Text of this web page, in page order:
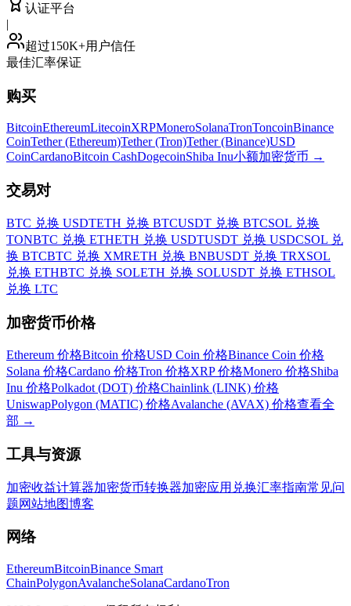
认证平台
|
超过150K+用户信任
最佳汇率保证
购买
BitcoinEthereumLitecoinXRPMoneroSolanaTronToncoinBinance
CoinTether (Ethereum)Tether (Tron)Tether (Binance)USD
CoinCardanoBitcoin CashDogecoinShiba Inu小额加密货币 →
交易对
BTC 兑换 USDTETH 兑换 BTCUSDT 兑换 BTCSOL 兑换
TONBTC 兑换 ETHETH 兑换 USDTUSDT 兑换 USDCSOL 兑
换 BTCBTC 兑换 XMRETH 兑换 BNBUSDT 兑换 TRXSOL
兑换 ETHBTC 兑换 SOLETH 兑换 SOLUSDT 兑换 ETHSOL
兑换 LTC
加密货币价格
Ethereum 价格Bitcoin 价格USD Coin 价格Binance Coin 价格
Solana 价格Cardano 价格Tron 价格XRP 价格Monero 价格Shiba
Inu 价格Polkadot (DOT) 价格Chainlink (LINK) 价格
UniswapPolygon (MATIC) 价格Avalanche (AVAX) 价格查看全
部 →
工具与资源
加密收益计算器加密货币转换器加密应用 兑换汇率指南常见问
题网站地图博客
网络
EthereumBitcoinBinance Smart
ChainPolygonAvalancheSolanaCardanoTron